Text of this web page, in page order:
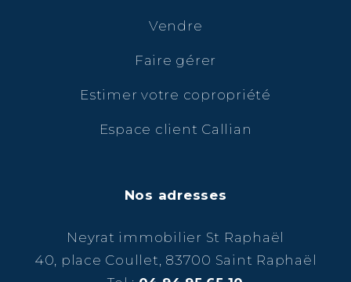
Vendre
Faire gérer
Estimer votre copropriété
Espace client Callian
Nos adresses
Neyrat immobilier St Raphaël
40, place Coullet, 83700 Saint Raphaël